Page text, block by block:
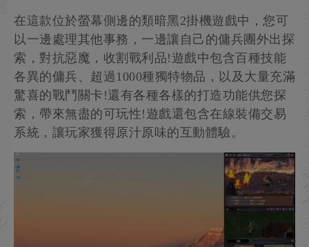
在這款位於螢幕側邊的類暗黑2掛機遊戲中，您可
以一邊處理其他事務，一邊讓自己的傭兵團外出探
索，對抗惡魔，收割戰利品!遊戲中包含百種技能
各異的傭兵、超過1000種獨特物品，以及大量充滿
驚喜的戰鬥關卡!還有各種各樣的打造功能供您探
索，帶來無盡的可玩性!遊戲還包含在線裝備交易
系統，讓玩家獲得原汁原味的互動體驗。